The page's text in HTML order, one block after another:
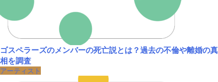
ゴスペラーズのメンバーの死亡説とは？過去の不倫や離婚の真
相を調査
アーティスト